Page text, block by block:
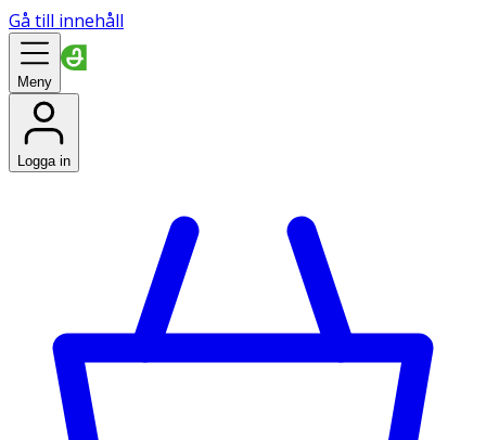
Gå till innehåll
Meny
Logga in